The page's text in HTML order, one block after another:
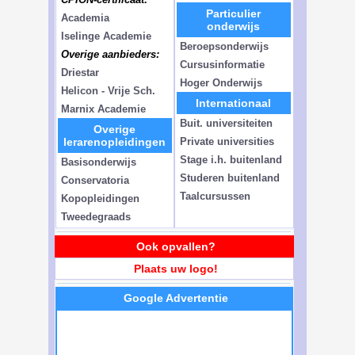
Academia
Iselinge Academie
Overige aanbieders:
Driestar
Helicon - Vrije Sch.
Marnix Academie
Overige
lerarenopleidingen
Basisonderwijs
Conservatoria
Kopopleidingen
Tweedegraads
Particulier
onderwijs
Beroepsonderwijs
Cursusinformatie
Hoger Onderwijs
Internationaal
Buit. universiteiten
Private universities
Stage i.h. buitenland
Studeren buitenland
Taalcursussen
Ook opvallen?
Plaats uw logo!
Google Advertentie